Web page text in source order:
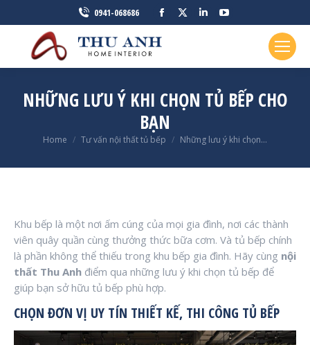
0941-068686
Facebook
in
window
in
window
Linkedin
in
window
in
window
NHỮNG LƯU Ý KHI CHỌN TỦ BẾP CHO
BẠN
You are here:
Home Tư vấn nội thất tủ bếp Những lưu ý khi chọn…
Khu bếp là một nơi ấm cúng của mọi gia đình, nơi các thành
viên quây quần cùng thưởng thức bữa cơm. Và tủ bếp chính
là phần không thể thiếu trong khu bếp gia đình. Hãy cùng nội
thất Thu Anh điểm qua những lưu ý khi chọn tủ bếp để
giúp bạn sở hữu tủ bếp phù hợp.
CHỌN ĐƠN VỊ UY TÍN THIẾT KẾ, THI CÔNG TỦ BẾP